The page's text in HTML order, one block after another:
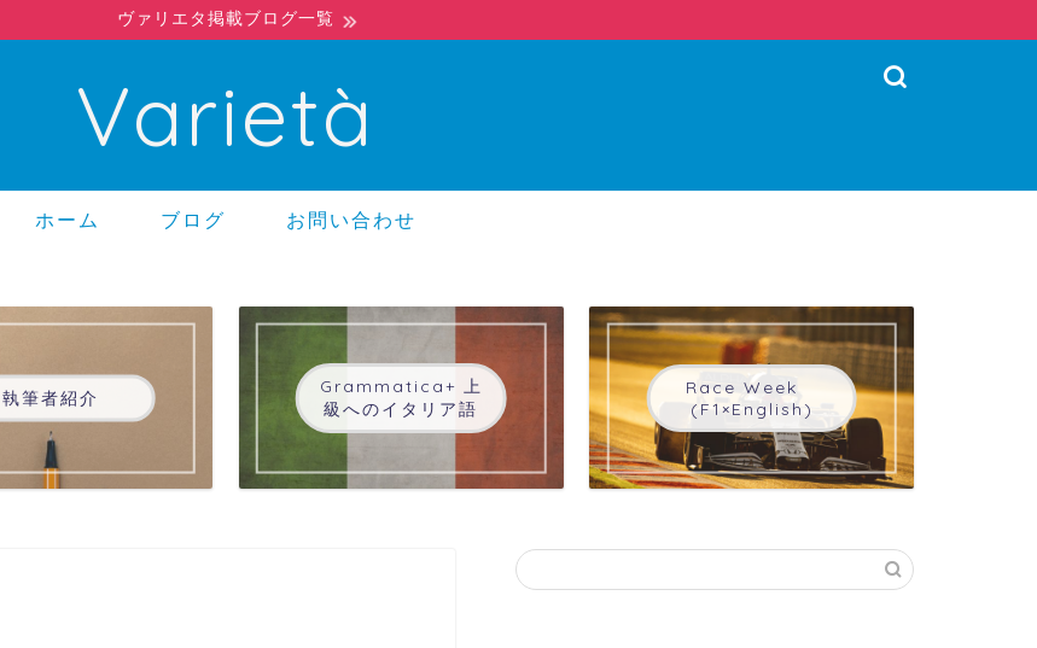
ヴァリエタ掲載ブログ一覧
Varietà
ホーム ブログ お問い合わせ
執筆者紹介
Grammatica+ 上
級へのイタリア語
Race Week
(F1×English)